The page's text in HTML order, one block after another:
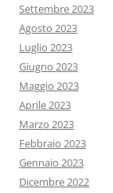
Settembre 2023
Agosto 2023
Luglio 2023
Giugno 2023
Maggio 2023
Aprile 2023
Marzo 2023
Febbraio 2023
Gennaio 2023
Dicembre 2022